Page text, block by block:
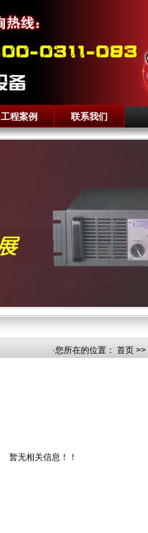
工程案例 联系我们
·您所在的位置： 首页>>
暂无相关信息！！